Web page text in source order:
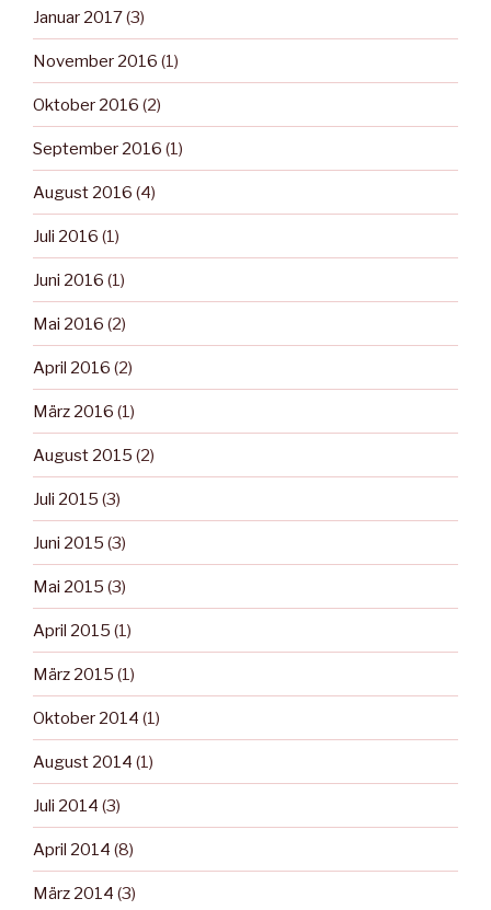
Januar 2017(3)
November 2016 (1)
Oktober 2016 (2)
September 2016 (1)
August 2016 (4)
Juli 2016 (1)
Juni 2016 (1)
Mai 2016 (2)
April 2016 (2)
März 2016 (1)
August 2015 (2)
Juli 2015 (3)
Juni 2015 (3)
Mai 2015 (3)
April 2015 (1)
März 2015 (1)
Oktober 2014 (1)
August 2014 (1)
Juli 2014 (3)
April 2014 (8)
März 2014 (3)